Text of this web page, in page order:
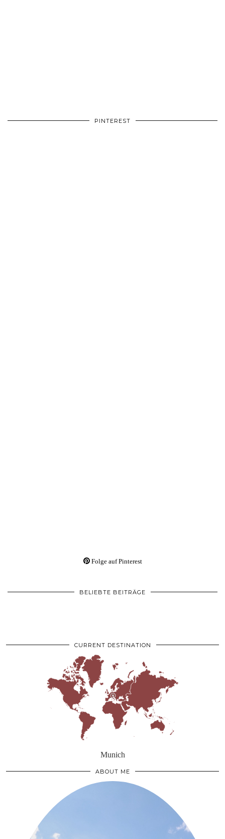
PINTEREST
Folge auf Pinterest
BELIEBTE BEITRÄGE
CURRENT DESTINATION
Munich
ABOUT ME